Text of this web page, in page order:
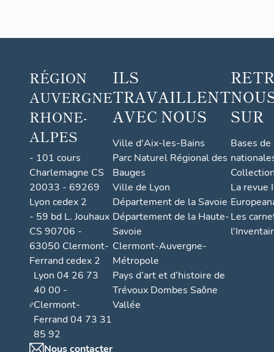
RÉGION
AUVERGNE
RHONE-
ALPES
- 101 cours
Charlemagne CS
20033 - 69269
Lyon cedex 2
- 59 bd L. Jouhaux
CS 90706 -
63050 Clermont-
Ferrand cedex 2
Lyon 04 26 73
40 00 -
Clermont-
Ferrand 04 73 31
85 92
Nous contacter
ILS
TRAVAILLENT
AVEC NOUS
Ville d'Aix-les-Bains
Parc Naturel Régional des
Bauges
Ville de Lyon
Département de la Savoie
Département de la Haute-
Savoie
Clermont-Auvergne-
Métropole
Pays d’art et d’histoire de
Trévoux Dombes Saône
Vallée
SUR
Bases
La revue
Les